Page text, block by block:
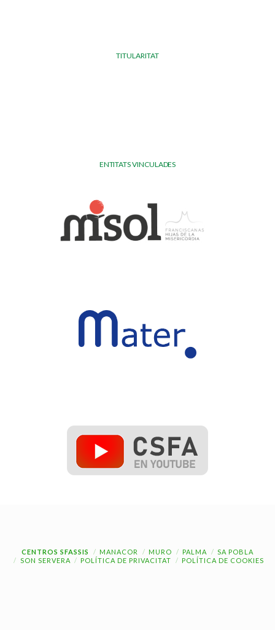
TITULARITAT
ENTITATS VINCULADES
CENTROS SFASSIS MANACOR MURO PALMA
SA POBLA
SON SERVERA
POLÍTICA DE PRIVACITAT POLÍTICA DE COOKIES